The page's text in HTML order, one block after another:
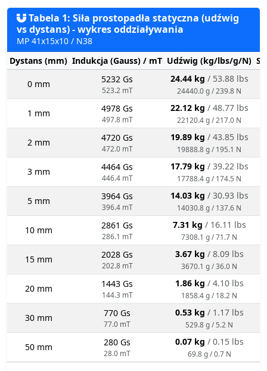
Tabela 1: Siła prostopadła statyczna (udźwig
vs dystans) - wykres oddziaływania
MP 41x15x10 / N38
Dystans (mm) Indukcja (Gauss) / mT Udźwig (kg/lbs/g/N)
0 mm 5232 Gs
523.2 mT
24.44 kg / 53.88 lbs
24440.0 g / 239.8 N
1 mm 4978 Gs
497.8 mT
22.12 kg / 48.77 lbs
22120.4 g / 217.0 N
2 mm 4720 Gs
472.0 mT
19.89 kg / 43.85 lbs
19888.8 g / 195.1 N
3 mm 4464 Gs
446.4 mT
17.79 kg / 39.22 lbs
17788.4 g / 174.5 N
5 mm 3964 Gs
396.4 mT
14.03 kg / 30.93 lbs
14030.8 g / 137.6 N
10 mm 2861 Gs
286.1 mT
7.31 kg / 16.11 lbs
7308.1 g / 71.7 N
15 mm 2028 Gs
202.8 mT
3.67 kg / 8.09 lbs
3670.1 g / 36.0 N
20 mm 1443 Gs
144.3 mT
1.86 kg / 4.10 lbs
1858.4 g / 18.2 N
30 mm 770 Gs
77.0 mT
0.53 kg / 1.17 lbs
529.8 g / 5.2 N
50 mm 280 Gs
28.0 mT
0.07 kg / 0.15 lbs
69.8 g / 0.7 N